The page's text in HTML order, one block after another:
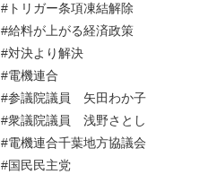
#トリガー条項凍結解除
#給料が上がる経済政策
#対決より解決
#電機連合
#参議院議員 矢田わか子
#衆議院議員 浅野さとし
#電機連合千葉地方協議会
#国民民主党